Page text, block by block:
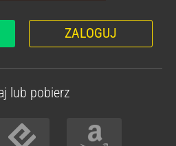
ZALOGUJ
lub pobierz